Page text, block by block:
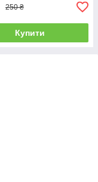
250 ₴
Купити